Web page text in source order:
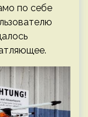
по себе